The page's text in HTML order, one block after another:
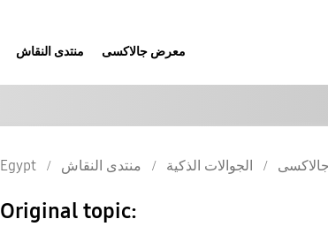
منتدى النقاش معرض جالاكسى
Egypt منتدى النقاش الجوالات الذكية
Original topic: